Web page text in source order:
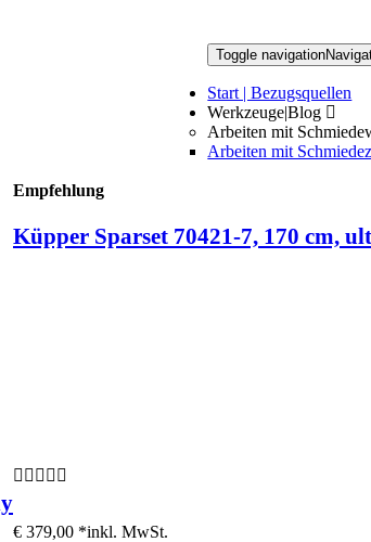
Toggle navigation
Start | Bezugsquellen
Werkzeuge|Blog
Empfehlung
Küpper Sparset 70421-7, 170 cm,
€ 379,00 *inkl. MwSt.
Arbeiten mit
Arbeiten mit